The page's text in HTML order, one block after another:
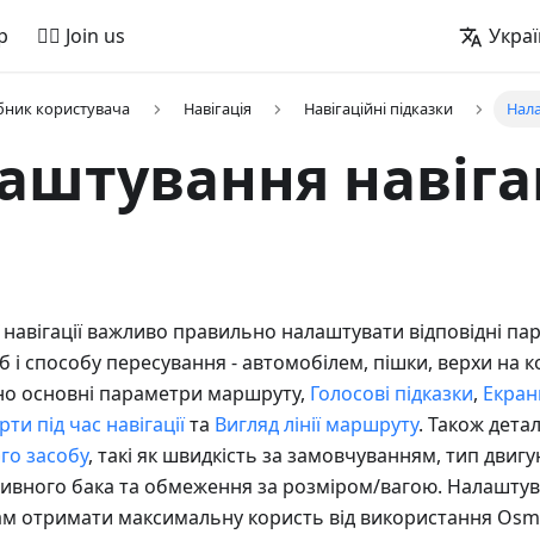
🚵‍♂️ Join us
користувача Навігація Навігаційні підказки
важливо правильно налаштувати відповідні
і способу пересування - автомобілем, пішки, верхи на
основні параметри маршруту, Голосові підказки,
під час навігаціїта Вигляд лінії маршруту. Також
засобу, такі як швидкість за замовчуванням, тип
бака та обмеження за розміром/вагою.
отримати максимальну користь від використання